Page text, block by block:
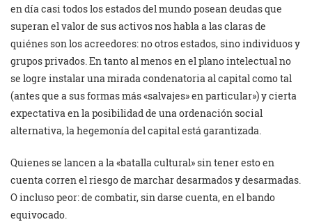
en día casi todos los estados del mundo posean deudas que
superan el valor de sus activos nos habla a las claras de
quiénes son los acreedores: no otros estados, sino individuos y
grupos privados. En tanto al menos en el plano intelectual no
se logre instalar una mirada condenatoria al capital como tal
(antes que a sus formas más «salvajes» en particular») y cierta
expectativa en la posibilidad de una ordenación social
alternativa, la hegemonía del capital está garantizada.
Quienes se lancen a la «batalla cultural» sin tener esto en
cuenta corren el riesgo de marchar desarmados y desarmadas.
O incluso peor: de combatir, sin darse cuenta, en el bando
equivocado.